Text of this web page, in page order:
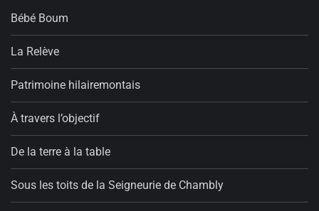
Bébé Boum
La Relève
Patrimoine hilairemontais
À travers l’objectif
De la terre à la table
Sous les toits de la Seigneurie de Chambly